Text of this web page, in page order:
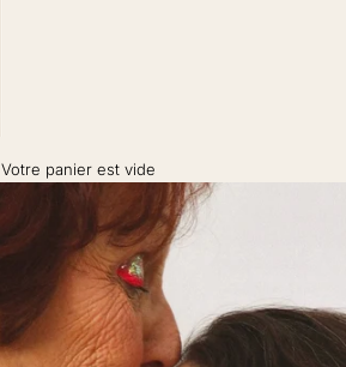
Votre panier est vide